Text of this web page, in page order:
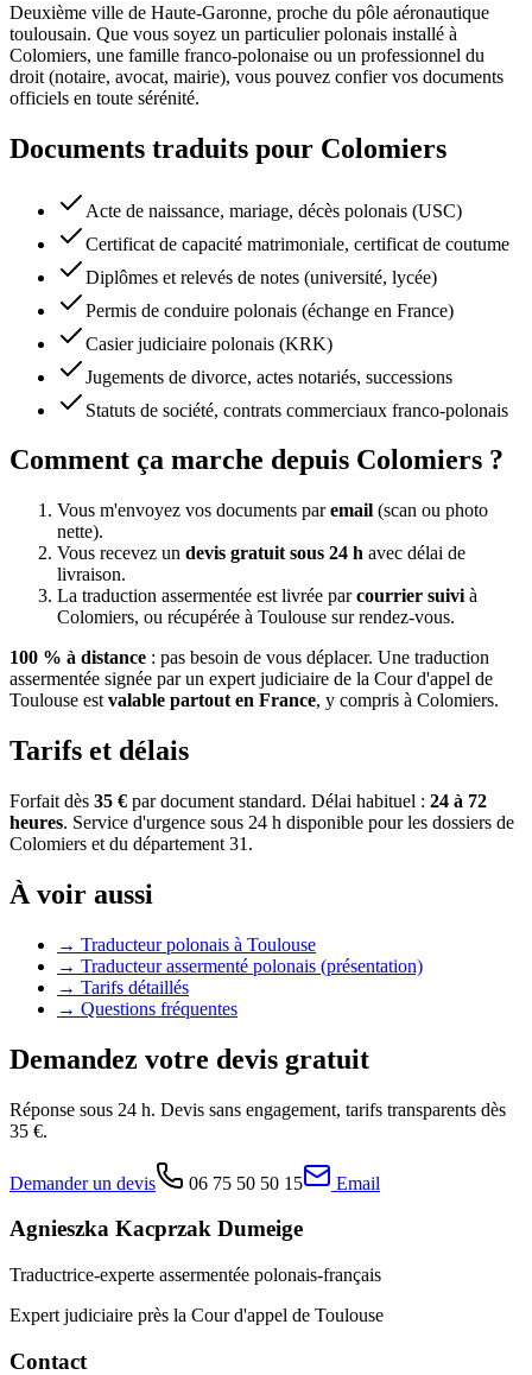
Deuxième ville de Haute-Garonne, proche du pôle aéronautique
toulousain. Que vous soyez un particulier polonais installé à
Colomiers, une famille franco-polonaise ou un professionnel du
droit (notaire, avocat, mairie), vous pouvez confier vos documents
officiels en toute sérénité.
Documents traduits pour Colomiers
Acte de naissance, mariage, décès polonais (USC)
Certificat de capacité matrimoniale, certificat de coutume
Diplômes et relevés de notes (université, lycée)
Permis de conduire polonais (échange en France)
Casier judiciaire polonais (KRK)
Jugements de divorce, actes notariés, successions
Statuts de société, contrats commerciaux franco-polonais
Comment ça marche depuis Colomiers ?
Vous m'envoyez vos documents paremail (scan ou photo
nette).
Vous recevez un devis gratuit sous 24 h avec délai de
livraison.
La traduction assermentée est livrée parcourrier suivi à
Colomiers, ou récupérée à Toulouse sur rendez-vous.
100 % à distance : pas besoin de vous déplacer. Une traduction
assermentée signée par un expert judiciaire de la Cour d'appel de
Toulouse est valable partout en France, y compris à Colomiers.
Tarifs et délais
Forfait dès 35 € par document standard. Délai habituel : 24 à 72
heures. Service d'urgence sous 24 h disponible pour les dossiers de
Colomiers et du département 31 .
À voir aussi
→ Traducteur polonais à Toulouse
→ Traducteur assermenté polonais (présentation)
→ Tarifs détaillés
→ Questions fréquentes
Demandez votre devis gratuit
Réponse sous 24 h. Devis sans engagement, tarifs transparents dès
35 €.
Demander un devis 06 75 50 50 15 Email
Agnieszka Kacprzak Dumeige
Traductrice-experte assermentée polonais-français
Expert judiciaire près la Cour d'appel de Toulouse
Contact